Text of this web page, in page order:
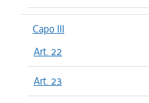
Capo III
Art. 22
Art. 23